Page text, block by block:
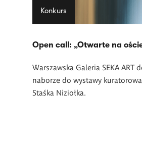
Konkurs
Open call: „Otwarte na
Warszawska Galeria SEKA ART
naborze do wystawy
Staśka Niziołka.